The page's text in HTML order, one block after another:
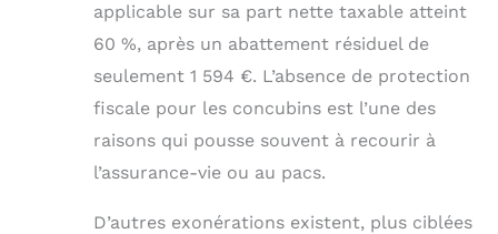
applicable sur sa part nette taxable atteint
60 %, après un abattement résiduel de
seulement 1 594 €. L’absence de protection
fiscale pour les concubins est l’une des
raisons qui pousse souvent à recourir à
l’assurance-vie ou au pacs.
D’autres exonérations existent, plus ciblées